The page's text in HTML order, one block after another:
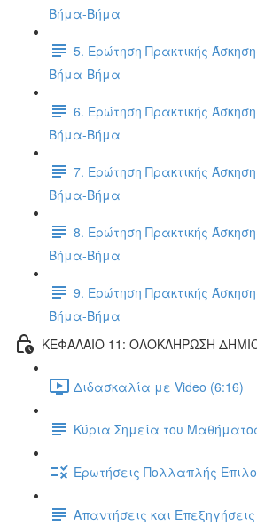
Βήμα-Βήμα
5. Ερώτηση Πρακτικής
Βήμα-Βήμα
6. Ερώτηση Πρακτικής
Βήμα-Βήμα
7. Ερώτηση Πρακτικής
Βήμα-Βήμα
8. Ερώτηση Πρακτικής
Βήμα-Βήμα
9. Ερώτηση Πρακτικής
Βήμα-Βήμα
ΚΕΦΑΛΑΙΟ 11: ΟΛΟΚΛΗΡΩΣΗ
Διδασκαλία με Video (6:16)
Κύρια Σημεία του
Ερωτήσεις Πολλαπλής
Απαντήσεις και Επεξηγήσεις